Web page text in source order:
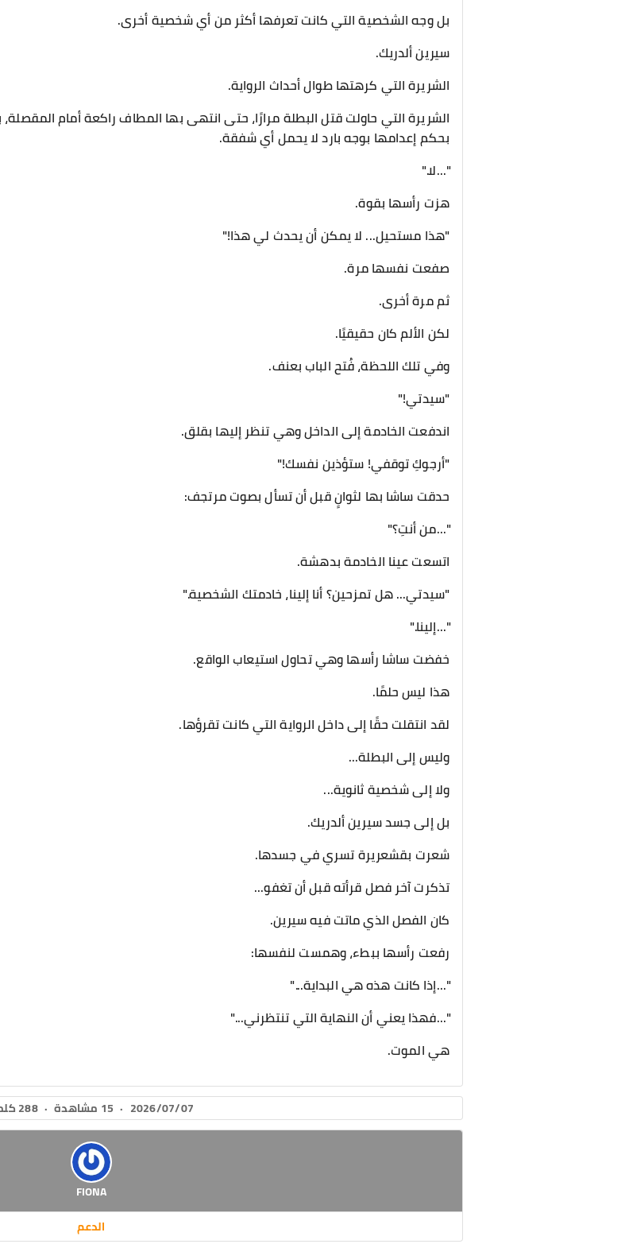
بل وجه الشخصية التي كانت تعرفها أكثر من أي شخصية أخرى.
سيرين ألدريك.
الشريرة التي كرهتها طوال أحداث الرواية.
الشريرة التي حاولت قتل البطلة مرارًا، حتى انتهى بها المطاف راكعة أمام
بحكم إعدامها بوجه بارد لا يحمل أي شفقة.
"...لا."
هزت رأسها بقوة.
"هذا مستحيل... لا يمكن أن يحدث لي هذا!"
صفعت نفسها مرة.
ثم مرة أخرى.
لكن الألم كان حقيقيًا.
وفي تلك اللحظة، فُتح الباب بعنف.
"سيدتي!"
اندفعت الخادمة إلى الداخل وهي تنظر إليها بقلق.
"أرجوكِ توقفي! ستؤذين نفسك!"
حدقت ساشا بها لثوانٍ قبل أن تسأل بصوت مرتجف:
"...من أنتِ؟"
اتسعت عينا الخادمة بدهشة.
"سيدتي... هل تمزحين؟ أنا إلينا، خادمتك الشخصية."
"...إلينا."
خفضت ساشا رأسها وهي تحاول استيعاب الواقع.
هذا ليس حلمًا.
لقد انتقلت حقًا إلى داخل الرواية التي كانت تقرؤها.
وليس إلى البطلة...
ولا إلى شخصية ثانوية...
بل إلى جسد سيرين ألدريك.
شعرت بقشعريرة تسري في جسدها.
تذكرت آخر فصل قرأته قبل أن تغفو...
كان الفصل الذي ماتت فيه سيرين.
رفعت رأسها ببطء، وهمست لنفسها:
"...إذا كانت هذه هي البداية..."
"...فهذا يعني أن النهاية التي تنتظرني..."
هي الموت.
2026/07/07
· 15 مشاهدة · 288 كلمة
FIONA
الدعم